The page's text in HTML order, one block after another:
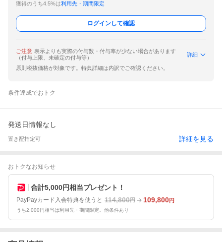
獲得のうち4.5%は利用先・期間限定
ログインして確認
ご注意 表示よりも実際の付与数・付与率が少ない場合があります
（付与上限、未確定の付与等）
詳細
原則税抜価格が対象です。特典詳細は内訳でご確認ください。
条件達成でおトク
発送日情報なし
置き配指定可 詳細を見る
おトクなお知らせ
合計5,000円相当プレゼント！
PayPayカード入会特典を使うと 114,800円 109,800円
うち2,000円相当は利用先・期間限定。他条件あり